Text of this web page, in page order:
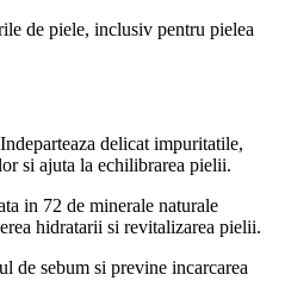
de piele, inclusiv pentru pielea
delicat impuritatile,
si ajuta la echilibrarea pielii.
in 72 de minerale naturale
hidratarii si revitalizarea pielii.
de sebum si previne incarcarea